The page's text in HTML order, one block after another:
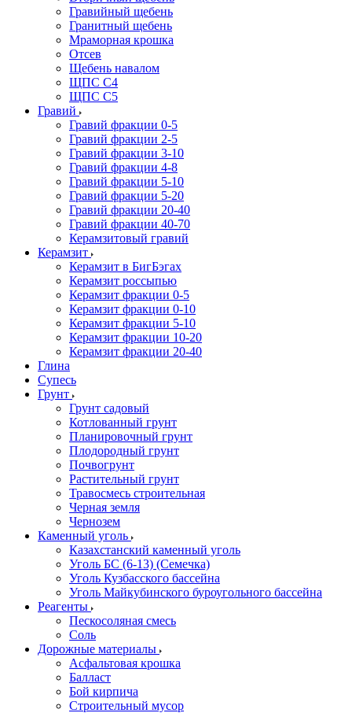
Гравийный щебень
Гранитный щебень
Мраморная крошка
Отсев
Щебень навалом
ЩПС С4
ЩПС С5
Гравий
Гравий фракции 0-5
Гравий фракции 2-5
Гравий фракции 3-10
Гравий фракции 4-8
Гравий фракции 5-10
Гравий фракции 5-20
Гравий фракции 20-40
Гравий фракции 40-70
Керамзитовый гравий
Керамзит
Керамзит в БигБэгах
Керамзит россыпью
Керамзит фракции 0-5
Керамзит фракции 0-10
Керамзит фракции 5-10
Керамзит фракции 10-20
Керамзит фракции 20-40
Глина
Супесь
Грунт
Грунт садовый
Котлованный грунт
Планировочный грунт
Плодородный грунт
Почвогрунт
Растительный грунт
Травосмесь строительная
Черная земля
Чернозем
Каменный уголь
Казахстанский каменный уголь
Уголь БС (6-13) (Семечка)
Уголь Кузбасского бассейна
Уголь Майкубинского буроугольного бассейна
Реагенты
Пескосоляная смесь
Соль
Дорожные материалы
Асфальтовая крошка
Балласт
Бой кирпича
Строительный мусор